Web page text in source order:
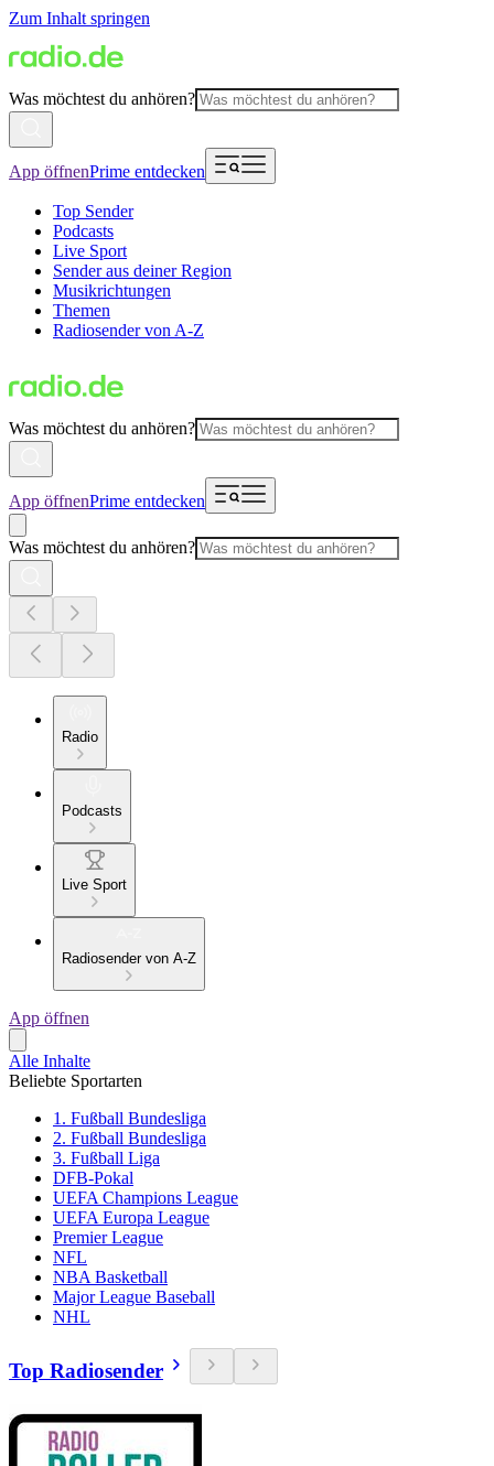
Zum Inhalt springen
Was möchtest du anhören?
App öffnenPrime entdecken
Top Sender
Podcasts
Live Sport
Sender aus deiner Region
Musikrichtungen
Themen
Radiosender von A-Z
Was möchtest du anhören?
App öffnenPrime entdecken
Was möchtest du anhören?
Radio
Podcasts
Live Sport
Radiosender von A-Z
App öffnen
Alle Inhalte
Beliebte Sportarten
1. Fußball Bundesliga
2. Fußball Bundesliga
3. Fußball Liga
DFB-Pokal
UEFA Champions League
UEFA Europa League
Premier League
NFL
NBA Basketball
Major League Baseball
NHL
Top Radiosender